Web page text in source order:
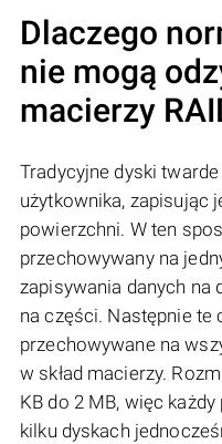
Dlaczego
nie mogą
macierzy
Tradycyjne dyski
użytkownika, zapisując
powierzchni. W ten
przechowywany na
zapisywania danych na
na części. Następnie te
przechowywane na
w skład macierzy.
KB do 2 MB, więc
kilku dyskach